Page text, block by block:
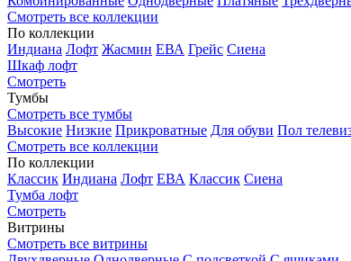
Смотреть все коллекции
По коллекции
Индиана Лофт Жасмин ЕВА Грейс Сиена
Шкаф лофт
Смотреть
Тумбы
Смотреть все тумбы
Высокие Низкие Прикроватные Для обуви Пол
Смотреть все коллекции
По коллекции
Классик Индиана Лофт ЕВА Классик Сиена
Тумба лофт
Смотреть
Витрины
Смотреть все витрины